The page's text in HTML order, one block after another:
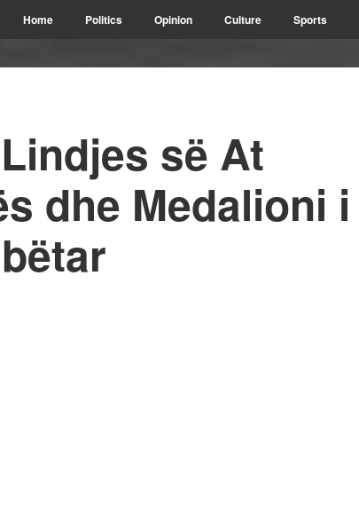
Home Politics Opinion Culture Sports
së At
dhe Medalioni i